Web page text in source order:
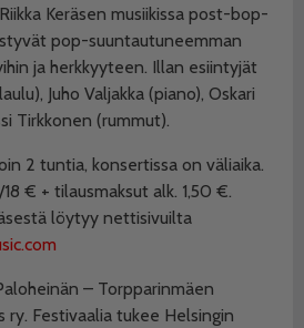
Keräsen musiikissa post-bop-
pop-suuntautuneemman
ja herkkyyteen. Illan esiintyjät
Juho Valjakka (piano), Oskari
Tirkkonen (rummut).
2 tuntia, konsertissa on väliaika.
€ + tilausmaksut alk. 1,50 €.
löytyy nettisivuilta
– Torpparinmäen
ry. Festivaalia tukee Helsingin